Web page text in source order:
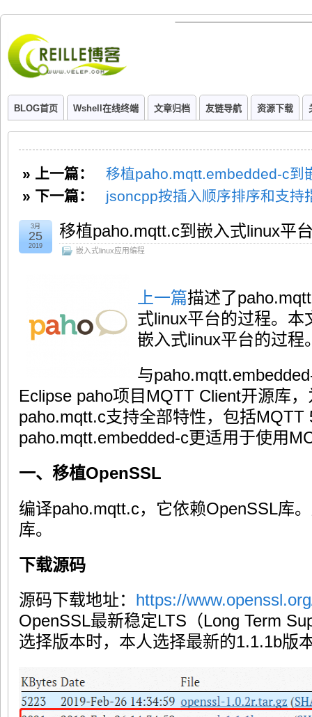
BLOG首页 Wshell在线终端 文章归档 友链导航 资源下载
» 上一篇：
移植paho.mqtt.embedded-c到
» 下一篇：
jsoncpp按插入顺序排序和支持
移植paho.mqtt.c到嵌入式linux平
嵌入式linux应用编程
3月
25
2019
上一篇描述了
式linux平台的过程。
嵌入式linux平台的过程
与
Eclipse paho项目MQTT Client开源库
paho.mqtt.c支持全部特性，包括MQTT
paho.mqtt.embedded-c更适用于使用
一、移植OpenSSL
编译paho.mqtt.c，它依赖OpenSSL库
库。
下载源码
源码下载地址： https://
OpenSSL最新稳定LTS（Long Term
选择版本时，本人选择最新的1.1.1b版